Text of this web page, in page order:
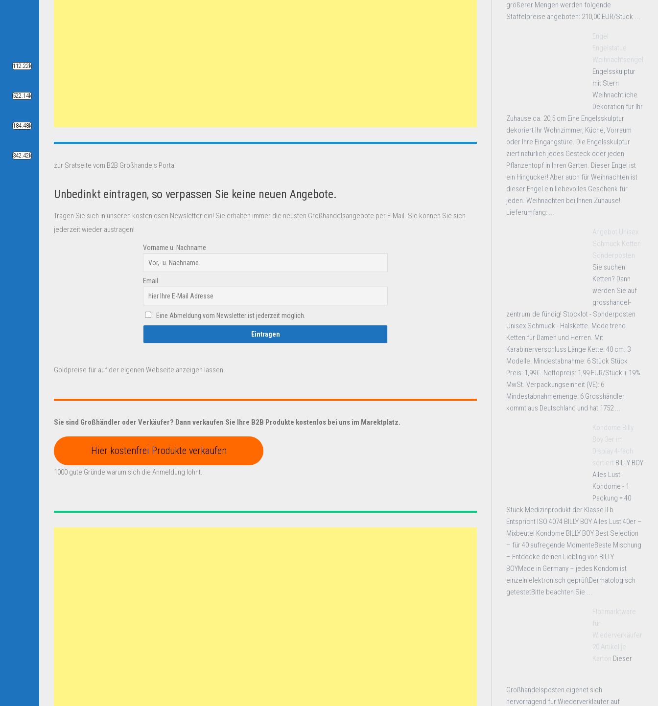
zur Sratseite vom B2B Großhandels Portal
Unbedinkt eintragen, so verpassen Sie keine neuen Angebote.
Tragen Sie sich in unseren kostenlosen Newsletter ein! Sie erhalten immer die neusten Großhandelsangebote per E-Mail. Sie können Sie sich
jederzeit wieder austragen!
Vorname u. Nachname
Email
Eine Abmeldung vom Newsletter ist jederzeit möglich.
Goldpreise für auf der eigenen Webseite anzeigen lassen.
Sie sind Großhändler oder Verkäufer? Dann verkaufen Sie Ihre B2B Produkte kostenlos bei uns im Marektplatz.
Hier kostenfrei Produkte verkaufen
1000 gute Gründe warum sich die Anmeldung lohnt.
größerer Mengen werden folgende
Staffelpreise angeboten: 210,00 EUR/Stück ...
Engel
Engelstatue
Weihnachtsengel
Engelsskulptur
mit Stern
Weihnachtliche
Dekoration für Ihr
Zuhause ca. 20,5 cm Eine Engelsskulptur
dekoriert Ihr Wohnzimmer, Küche, Vorraum
oder Ihre Eingangstüre. Die Engelsskulptur
ziert natürlich jedes Gesteck oder jeden
Pflanzentopf in Ihren Garten. Dieser Engel ist
ein Hingucker! Aber auch für Weihnachten ist
dieser Engel ein liebevolles Geschenk für
jeden. Weihnachten bei Ihnen Zuhause!
Lieferumfang: ...
Angebot Unisex
Schmuck Ketten
Sonderposten
Sie suchen
Ketten? Dann
werden Sie auf
grosshandel-
zentrum.de fündig! Stocklot - Sonderposten
Unisex Schmuck - Halskette. Mode trend
Ketten für Damen und Herren. Mit
Karabinerverschluss Länge Kette: 40 cm. 3
Modelle. Mindestabnahme: 6 Stück Stück
Preis: 1,99€. Nettopreis: 1,99 EUR/Stück + 19%
MwSt. Verpackungseinheit (VE): 6
Mindestabnahmemenge: 6 Grosshändler
kommt aus Deutschland und hat 1752 ...
Kondome Billy
Boy 3er im
Display 4-fach
sortiert BILLY BOY
Alles Lust
Kondome - 1
Packung = 40
Stück Medizinprodukt der Klasse II b
Entspricht ISO 4074 BILLY BOY Alles Lust 40er –
Mixbeutel Kondome BILLY BOY Best Selection
– für 40 aufregende MomenteBeste Mischung
– Entdecke deinen Liebling von BILLY
BOYMade in Germany – jedes Kondom ist
einzeln elektronisch geprüftDermatologisch
getestetBitte beachten Sie ...
Flohmarktware
für
Wiederverkäufer
20 Artikel je
Karton Dieser
Großhandelsposten eigenet sich
hervorragend für Wiederverkläufer auf
112.22k
522.14k
184.48k
342.42k